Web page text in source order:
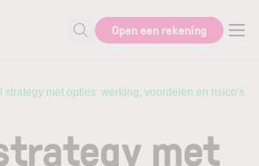
Zoek naar informatie
Open een rekening
strategy met opties: werking, voordelen en risico’s
met